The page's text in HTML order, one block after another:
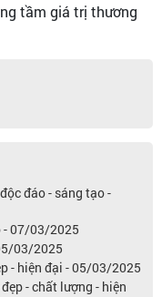
tầm giá trị thương
đáo - sáng tạo -
- 07/03/2025
03/2025
- hiện đại - 05/03/2025
- chất lượng - hiện